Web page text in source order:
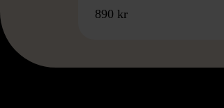
890 kr